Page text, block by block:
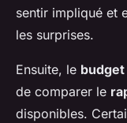
sentir impliqué et
les surprises.
Ensuite, le budget
de comparer le
disponibles.